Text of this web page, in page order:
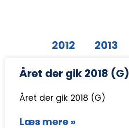
2012 2013
Året der gik 2018 (G)
Året der gik 2018 (G)
Læs mere »